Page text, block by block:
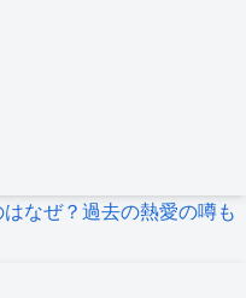
なぜ？過去の熱愛の噂も